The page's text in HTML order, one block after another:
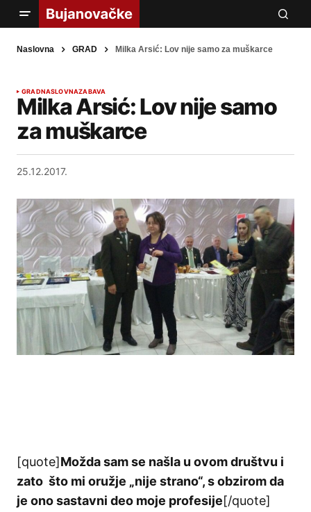
Naslovna GRAD Milka Arsić: Lov nije samo za muškarce
GRADNASLOVNAZABAVA
Milka Arsić: Lov nije samo
za muškarce
25.12.2017.
[quote]Možda sam se našla u ovom društvu i
zato što mi oružje „nije strano“, s obzirom da
je ono sastavni deo moje profesije[/quote]